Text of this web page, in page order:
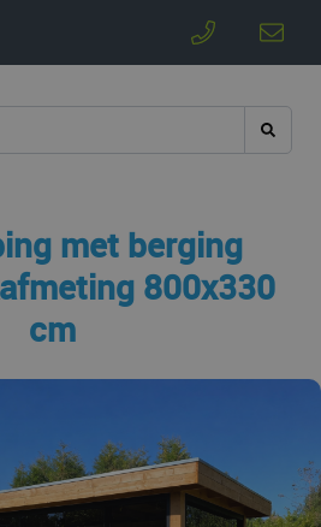
met berging
800x330
cm